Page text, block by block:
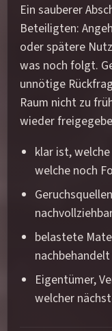
Ein sauberer
Beteiligten:
oder spätere
was noch folgt.
unnötige
Raum nicht zu
wieder
klar ist,
welche noch
belastete
Eigentümer,
welcher